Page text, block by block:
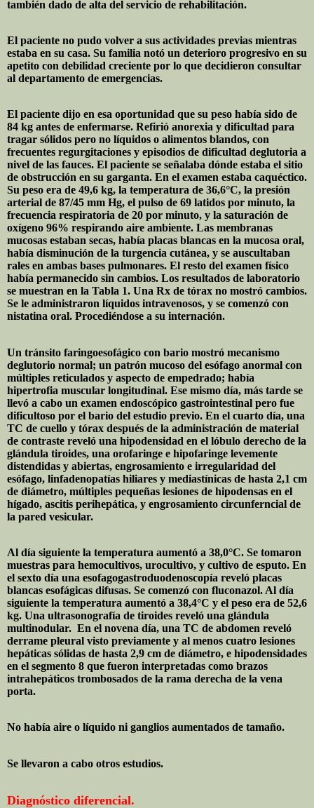
también dado de alta del servicio de rehabilitación.
El paciente no pudo volver a sus actividades previas mientras
estaba en su casa. Su familia notó un deterioro progresivo en su
apetito con debilidad creciente por lo que decidieron consultar
al departamento de emergencias.
El paciente dijo en esa oportunidad que su peso había sido de
84 kg antes de enfermarse. Refirió anorexia y dificultad para
tragar sólidos pero no líquidos o alimentos blandos, con
frecuentes regurgitaciones y episodios de dificultad deglutoria a
nivel de las fauces. El paciente se señalaba dónde estaba el sitio
de obstrucción en su garganta. En el examen estaba caquéctico.
Su peso era de 49,6 kg, la temperatura de 36,6°C, la presión
arterial de 87/45 mm Hg, el pulso de 69 latidos por minuto, la
frecuencia respiratoria de 20 por minuto, y la saturación de
oxígeno 96% respirando aire ambiente. Las membranas
mucosas estaban secas, había placas blancas en la mucosa oral,
había disminución de la turgencia cutánea, y se auscultaban
rales en ambas bases pulmonares. El resto del examen físico
había permanecido sin cambios. Los resultados de laboratorio
se muestran en la Tabla 1. Una Rx de tórax no mostró cambios.
Se le administraron líquidos intravenosos, y se comenzó con
nistatina oral. Procediéndose a su internación.
Un tránsito faringoesofágico con bario mostró mecanismo
deglutorio normal; un patrón mucoso del esófago anormal con
múltiples reticulados y aspecto de empedrado; había
hipertrofia muscular longitudinal. Ese mismo día, más tarde se
llevó a cabo un examen endoscópico gastrointestinal pero fue
dificultoso por el bario del estudio previo. En el cuarto día, una
TC de cuello y tórax después de la administración de material
de contraste reveló una hipodensidad en el lóbulo derecho de la
glándula tiroides, una orofaringe e hipofaringe levemente
distendidas y abiertas, engrosamiento e irregularidad del
esófago, linfadenopatías hiliares y mediastínicas de hasta 2,1 cm
de diámetro, múltiples pequeñas lesiones de hipodensas en el
hígado, ascitis perihepática, y engrosamiento circunferncial de
la pared vesicular.
Al día siguiente la temperatura aumentó a 38,0°C. Se tomaron
muestras para hemocultivos, urocultivo, y cultivo de esputo. En
el sexto día una esofagogastroduodenoscopía reveló placas
blancas esofágicas difusas. Se comenzó con fluconazol. Al día
siguiente la temperatura aumentó a 38,4°C y el peso era de 52,6
kg. Una ultrasonografía de tiroides reveló una glándula
multinodular. En el novena día, una TC de abdomen reveló
derrame pleural visto previamente y al menos cuatro lesiones
hepáticas sólidas de hasta 2,9 cm de diámetro, e hipodensidades
en el segmento 8 que fueron interpretadas como brazos
intrahepáticos trombosados de la rama derecha de la vena
porta.
No había aire o líquido ni ganglios aumentados de tamaño.
Se llevaron a cabo otros estudios.
Diagnóstico diferencial.